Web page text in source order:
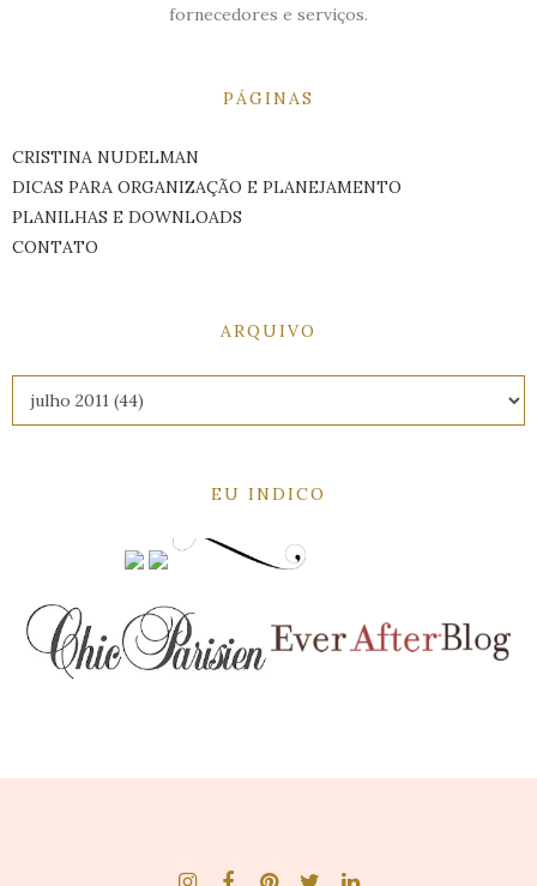
fornecedores e serviços.
PÁGINAS
CRISTINA NUDELMAN
DICAS PARA ORGANIZAÇÃO E PLANEJAMENTO
PLANILHAS E DOWNLOADS
CONTATO
ARQUIVO
EU INDICO